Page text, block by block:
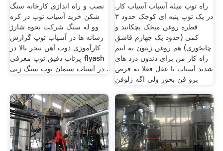
نصب و راه اندازی کارخانه سنگ
شکن خرید آسیاب توپ در کره
وو له سنگ شرکت نحوه شارژ
رسانه ها در آسیاب توپ گزارش
کارآموزی ذوب آهن تبحر بالا در
پرتاب دقیق توپ معرفی flyash
در آسیاب سیمان توپ سنگ زنی .
راه توپ میله آسیاب آسیاب کار.
در یک توپ پنبه ای کوچک حدود ۳
قطره روغن میخک بچکانید و
کمی (حدود یک چهارم قاشق
چایخوری) هم روغن زیتون به اینم
راه کار من برای دندون درد های
شدید آسیاب یا عقل فعلا یه قرص
برو فن بخور ولی اگه ژلوفن